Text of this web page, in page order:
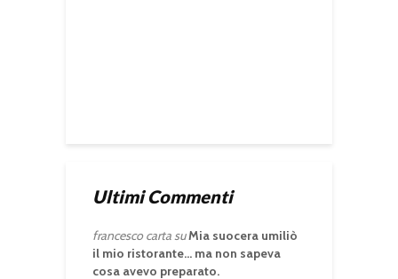
Ultimi Commenti
francesco cartasuMia suocera umiliò
il mio ristorante… ma non sapeva
cosa avevo preparato.